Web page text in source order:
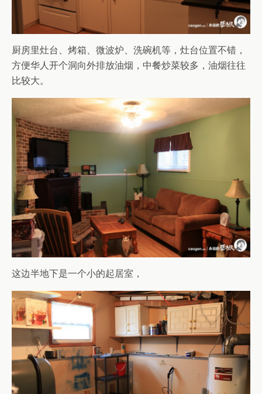
厨房里灶台、烤箱、微波炉、洗碗机等，灶台位置不错，
方便华人开个洞向外排放油烟，中餐炒菜较多，油烟往往
比较大。
这边半地下是一个小的起居室，